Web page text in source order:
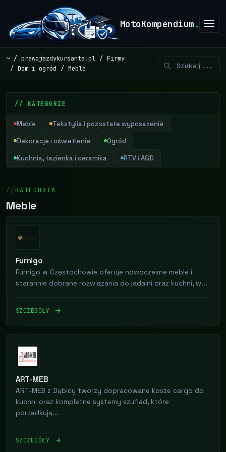
MotoKompendium .
~ prawojazdykursanta.pl
Firmy
Dom i ogród
Meble
// KATEGORIE
Meble Tekstylia i pozostałe wyposażenie
Dekoracje i oświetlenie Ogród
Kuchnia, łazienka i ceramika RTV i AGD
KATEGORIA
Meble
Furnigo
Furnigo w Częstochowie oferuje nowoczesne meble i
starannie dobrane rozwiązania do jadalni oraz kuchni, w...
SZCZEGÓŁY
ART-MEB
ART-MEB z Dębicy tworzy dopracowane kosze cargo do
kuchni oraz kompletne systemy szuflad, które
porządkują...
SZCZEGÓŁY